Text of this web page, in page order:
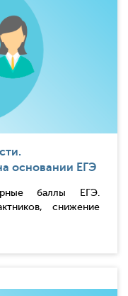
основании ЕГЭ
баллы ЕГЭ.
снижение